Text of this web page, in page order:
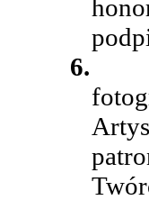
6.